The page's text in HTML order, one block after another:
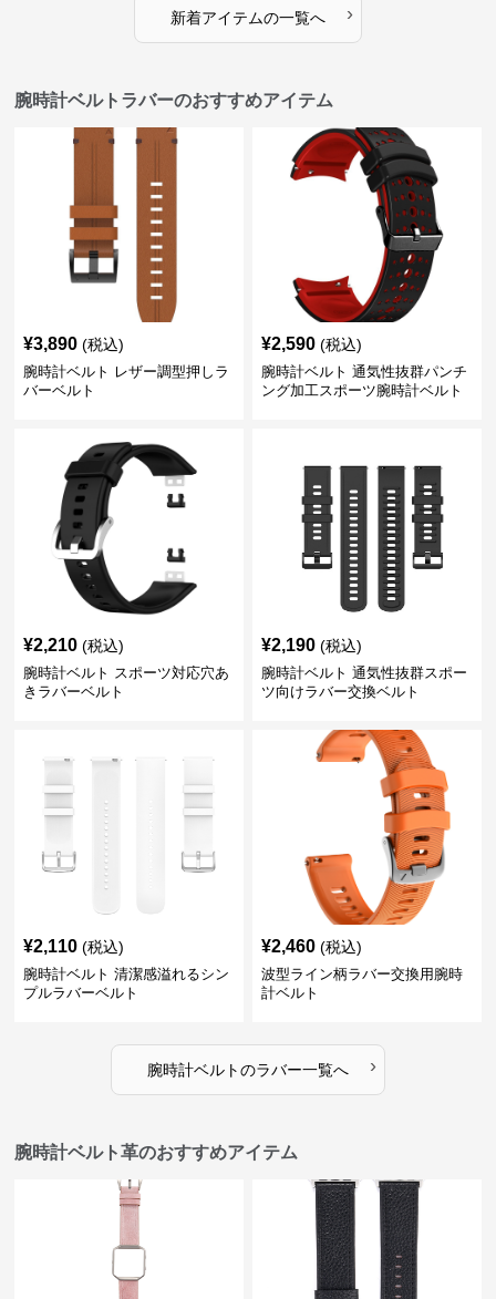
新着アイテムの一覧へ ›
腕時計ベルトラバーのおすすめアイテム
¥3,890 (税込)
腕時計ベルト レザー調型押しラ
バーベルト
¥2,590 (税込)
腕時計ベルト 通気性抜群パンチ
ング加工スポーツ腕時計ベルト
¥2,210 (税込)
腕時計ベルト スポーツ対応穴あ
きラバーベルト
¥2,190 (税込)
腕時計ベルト 通気性抜群スポー
ツ向けラバー交換ベルト
¥2,110 (税込)
腕時計ベルト 清潔感溢れるシン
プルラバーベルト
¥2,460 (税込)
波型ライン柄ラバー交換用腕時
計ベルト
腕時計ベルトのラバー一覧へ ›
腕時計ベルト革のおすすめアイテム